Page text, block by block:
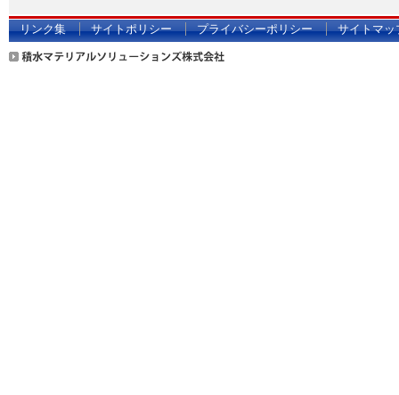
リンク集 サイトポリシー プライバシーポリシー サイトマッ